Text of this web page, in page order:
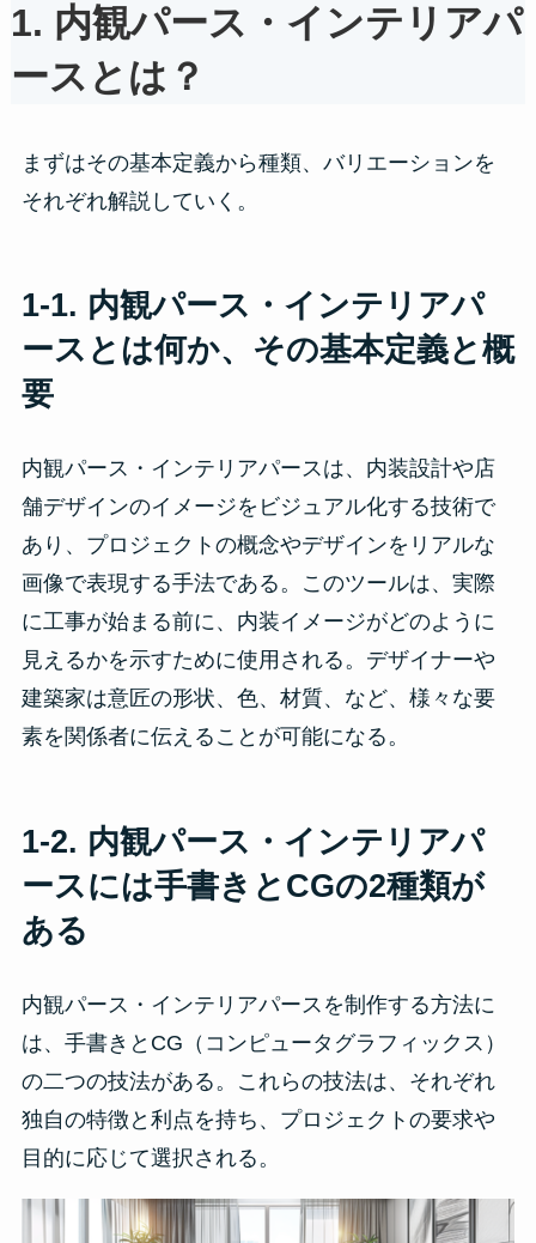
1. 内観パース・インテリアパ
ースとは？
まずはその基本定義から種類、バリエーションを
それぞれ解説していく。
1-1. 内観パース・インテリアパ
ース とは何か、その基本定義と概
要
内観パース・インテリアパースは、内装設計や店
舗デザインのイメージをビジュアル化する技術で
あり、プロジェクトの概念やデザインをリアルな
画像で表現する手法である。このツールは、実際
に工事が始まる前に、内装イメージがどのように
見えるかを示すために使用される。デザイナーや
建築家は意匠の形状、色、材質、など、様々な要
素を関係者に伝えることが可能になる。
1-2. 内観パース・インテリアパ
ースには手書きとCGの2種類が
ある
内観パース・インテリアパースを制作する方法に
は、手書きとCG（コンピュータグラフィックス）
の二つの技法がある。これらの技法は、それぞれ
独自の特徴と利点を持ち、プロジェクトの要求や
目的に応じて選択される。